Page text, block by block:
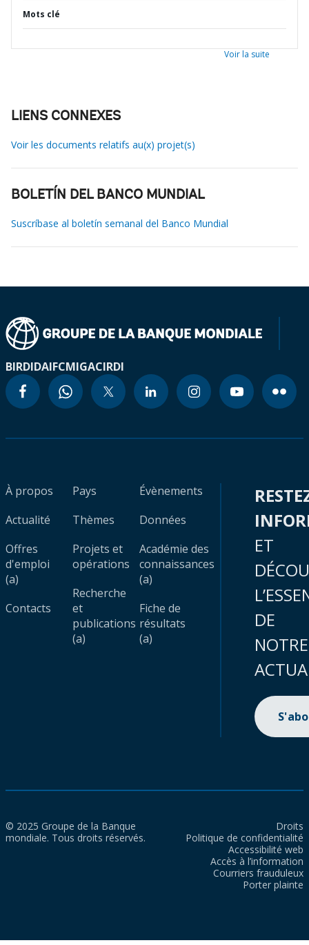
Mots clé
Voir la suite
LIENS CONNEXES
Voir les documents relatifs au(x) projet(s)
BOLETÍN DEL BANCO MUNDIAL
Suscríbase al boletín semanal del Banco Mundial
BIRDIDAIFCMIGACIRDI
À propos
Actualité
Offres
d'emploi
(a)
Contacts
Pays
Thèmes
Projets et
opérations
Recherche
et
publications
(a)
Évènements
Données
Académie des
connaissances
(a)
Fiche de
résultats
(a)
ET
DE
NOTRE
© 2025 Groupe de la Banque
mondiale. Tous droits réservés.
Droits
Politique de confidentialité
Accessibilité web
Accès à l’information
Courriers frauduleux
Porter plainte